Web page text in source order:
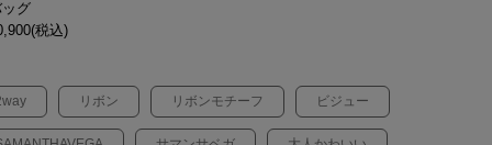
リボン リボンモチーフ ビジュー
グ
税込)